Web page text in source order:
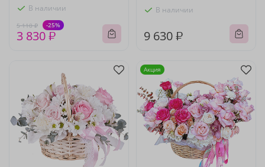
В наличии
5 110 ₽ -25%
3 830 ₽
В наличии
9 630 ₽
Акция